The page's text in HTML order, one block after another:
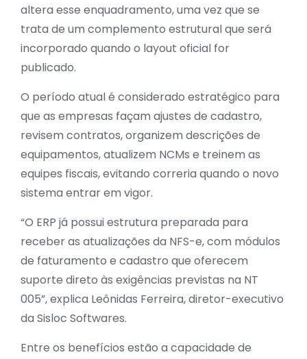
altera esse enquadramento, uma vez que se
trata de um complemento estrutural que será
incorporado quando o layout oficial for
publicado.
O período atual é considerado estratégico para
que as empresas façam ajustes de cadastro,
revisem contratos, organizem descrições de
equipamentos, atualizem NCMs e treinem as
equipes fiscais, evitando correria quando o novo
sistema entrar em vigor.
“O ERP já possui estrutura preparada para
receber as atualizações da NFS-e, com módulos
de faturamento e cadastro que oferecem
suporte direto às exigências previstas na NT
005”, explica Leônidas Ferreira, diretor-executivo
da Sisloc Softwares.
Entre os benefícios estão a capacidade de